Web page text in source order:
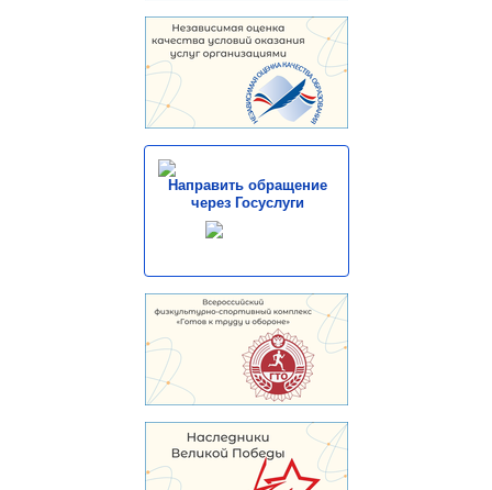
Направить обращение
через Госуслуги